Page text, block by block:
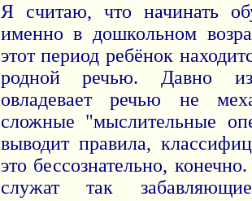
Я считаю, что начинать
именно в дошкольном
этот период ребёнок
родной речью. Давно
овладевает речью не
сложные "мыслительные
выводит правила,
это бессознательно,
служат так